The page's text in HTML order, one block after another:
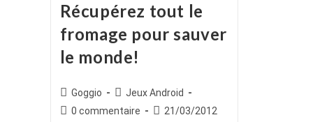
Récupérez tout le
fromage pour sauver
le monde!
Auteur/autrice
de
Goggio
Post
category:
Jeux Android
Commentaires
0 commentaire
Publication
21/03/2012